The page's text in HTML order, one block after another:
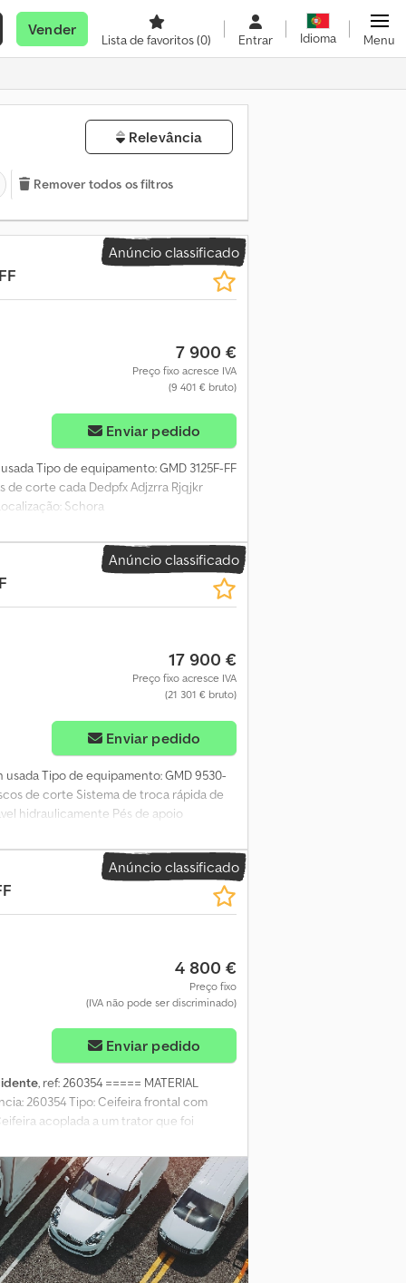
Vender
Lista de favoritos(0) Entrar Idioma Menu
Relevância
Remover todos os filtros
Anúncio classificado
7 900 €
Preço fixo acresce IVA
(9 401 € bruto)
Enviar pedido
Tipo de equipamento: GMD 3125F-FF
de corte cada Dedpfx Adjzrra Rjqjkr
Schora
Anúncio classificado
17 900 €
Preço fixo acresce IVA
(21 301 € bruto)
Enviar pedido
usada Tipo de equipamento: GMD 9530-
de corte Sistema de troca rápida de
hidraulicamente Pés de apoio
Anúncio classificado
4 800 €
Preço fixo
(IVA não pode ser discriminado)
Enviar pedido
, ref: 260354 ===== MATERIAL
260354 Tipo: Ceifeira frontal com
acoplada a um trator que foi
Material Material vendido apenas para
troca ou reembolso. No warranty,
Informações práticas ----- > Preço de
e informações adicionais no nosso site. >
ING. 17 Route d'Eschau - 67400
profissionais Aquisição de equipamentos
ao sul de Estrasburgo Equipamentos de
ligeiros * Descrição sujeita a erros